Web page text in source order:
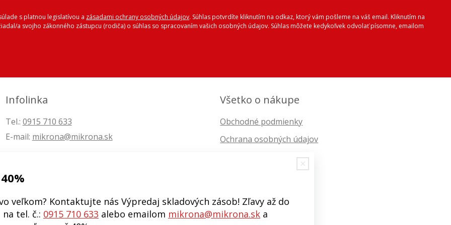
s platnou legislatívou a zásadami ochrany osobných údajov. Súhlas potvrdíte kliknutím na odkaz, ktorý vám pošleme na váš email. Kliknutím na
a svojho zákonného zástupcu (rodiča) o súhlas so spracovaním vašich osobných údajov. Súhlas môžete kedykoľvek odvolať písomne, emailom
Infolinka
Tel.: 0915 710 633
E-mail: mikrona@mikrona.sk
Všetko o nákupe
Obchodné podmienky
Ochrana osobných údajov
veľkom? Kontaktujte nás Výpredaj skladových zásob! Zľavy až do
tel. č.: 0915 710 633 alebo emailom mikrona@mikrona.sk a